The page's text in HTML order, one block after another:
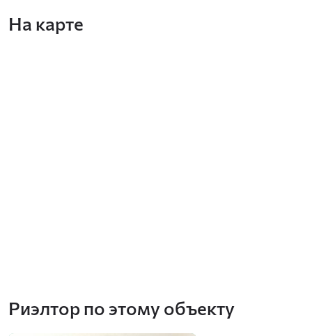
На карте
Риэлтор по этому объекту